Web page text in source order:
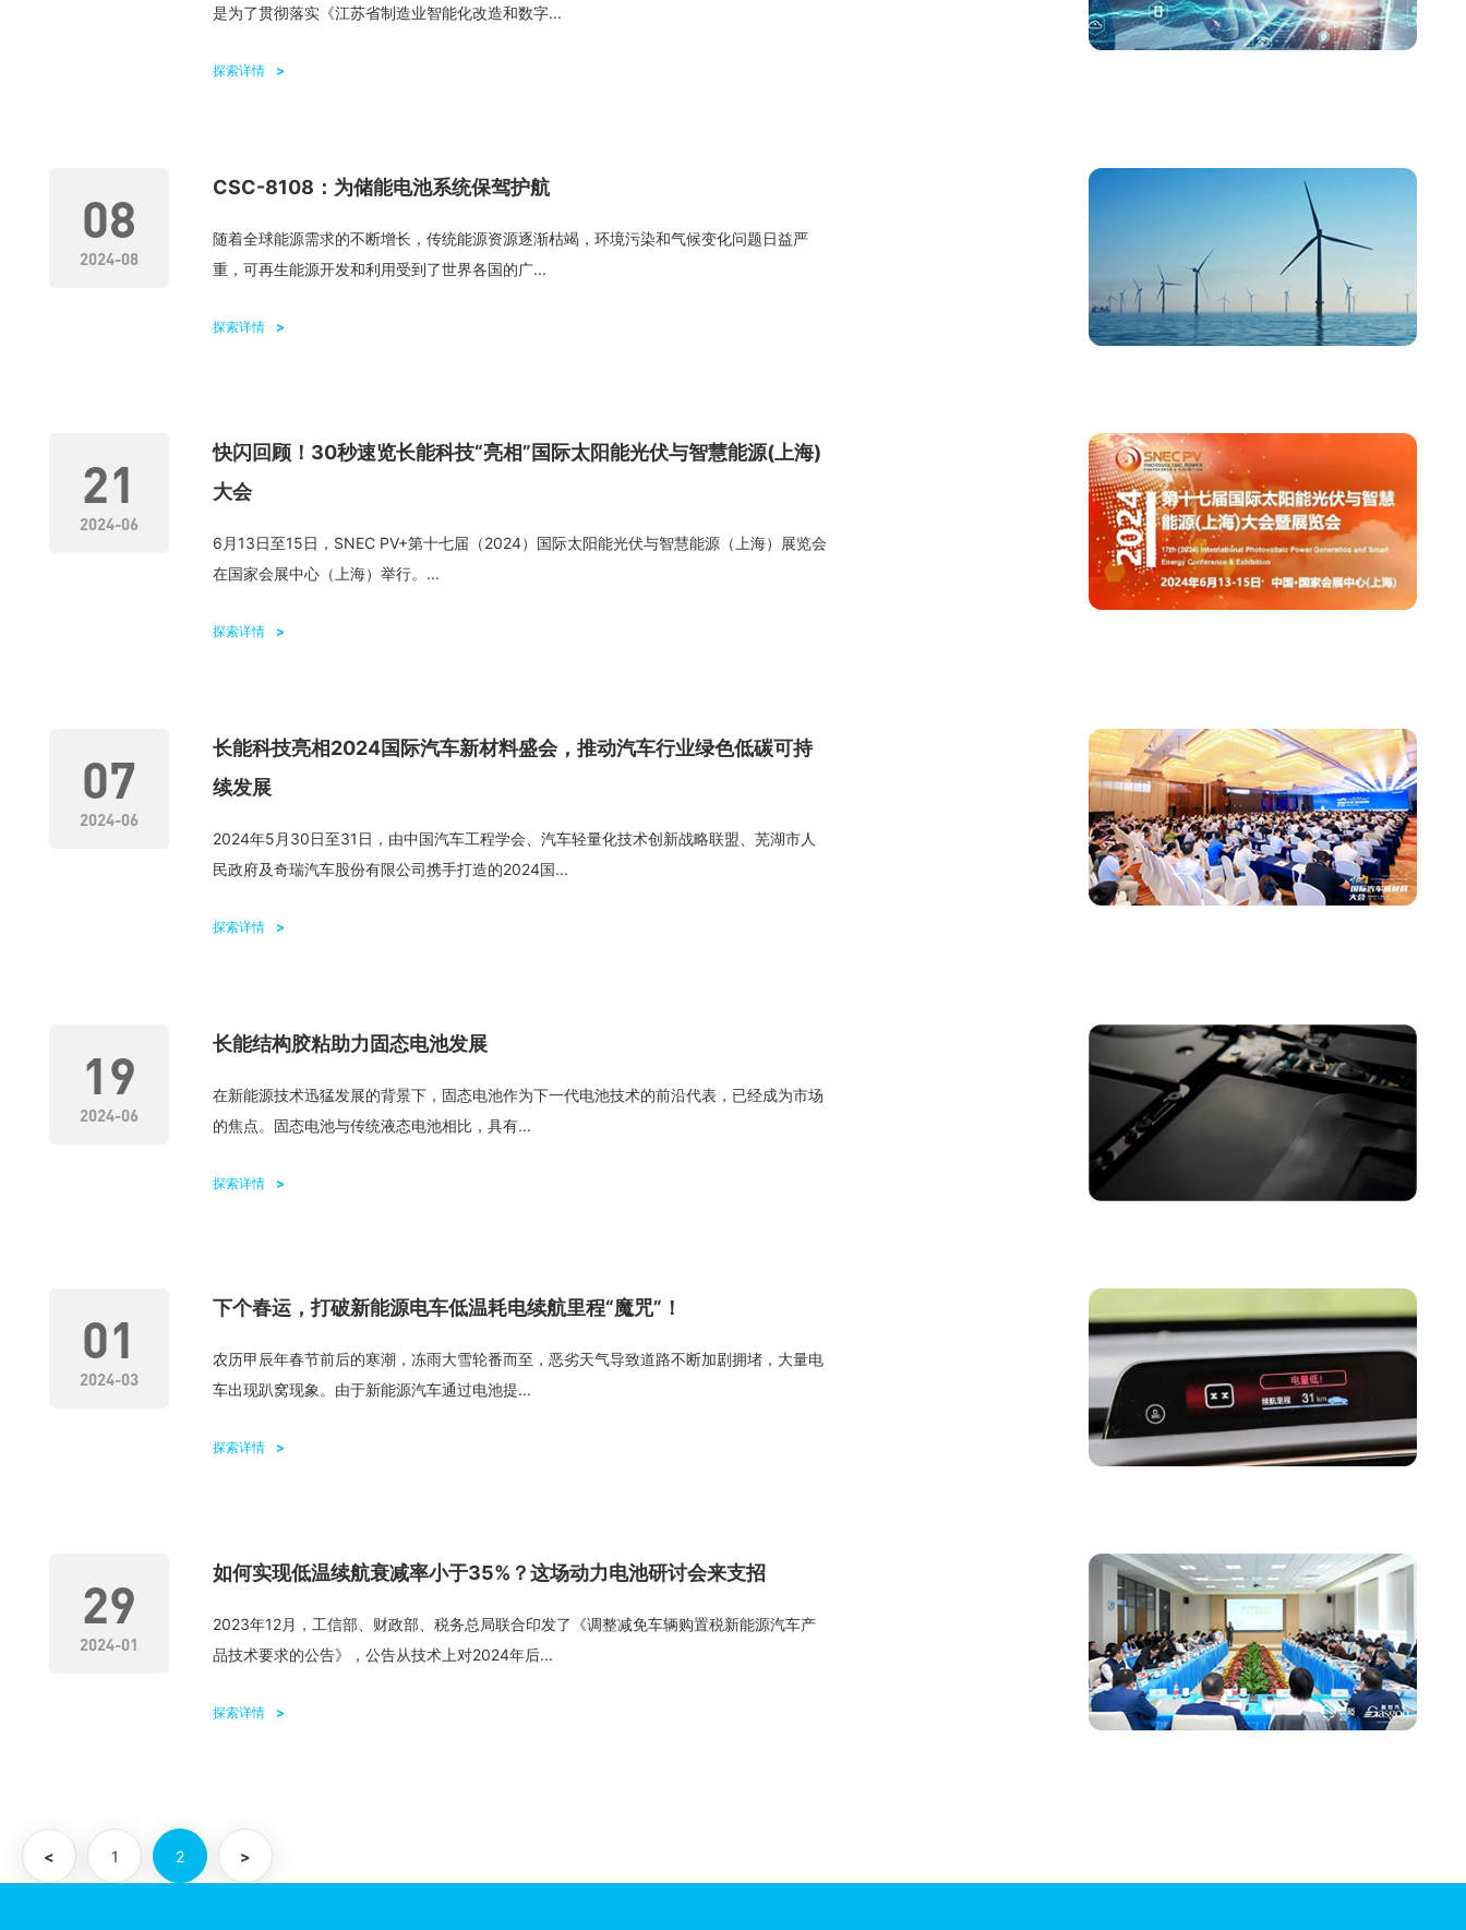
是为了贯彻落实《江苏省制造业智能化改造和数字...
探索详情
08
2024-08
CSC-8108：为储能电池系统保驾护航
随着全球能源需求的不断增长，传统能源资源逐渐枯竭，环境污染和气候变化问题日益严
重，可再生能源开发和利用受到了世界各国的广...
探索详情
21
2024-06
快闪回顾！30秒速览长能科技“亮相”国际太阳能光伏与智慧能源(上海)
大会
6月13日至15日，SNEC PV+第十七届（2024）国际太阳能光伏与智慧能源（上海）展览会
在国家会展中心（上海）举行。...
探索详情
07
2024-06
长能科技亮相2024国际汽车新材料盛会，推动汽车行业绿色低碳可持
续发展
2024年5月30日至31日，由中国汽车工程学会、汽车轻量化技术创新战略联盟、芜湖市人
民政府及奇瑞汽车股份有限公司携手打造的2024国...
探索详情
19
2024-06
长能结构胶粘助力固态电池发展
在新能源技术迅猛发展的背景下，固态电池作为下一代电池技术的前沿代表，已经成为市场
的焦点。固态电池与传统液态电池相比，具有...
探索详情
01
2024-03
下个春运，打破新能源电车低温耗电续航里程“魔咒”！
农历甲辰年春节前后的寒潮，冻雨大雪轮番而至，恶劣天气导致道路不断加剧拥堵，大量电
车出现趴窝现象。由于新能源汽车通过电池提...
探索详情
29
2024-01
如何实现低温续航衰减率小于35%？这场动力电池研讨会来支招
2023年12月，工信部、财政部、税务总局联合印发了《调整减免车辆购置税新能源汽车产
品技术要求的公告》，公告从技术上对2024年后...
探索详情
< 1 2 >